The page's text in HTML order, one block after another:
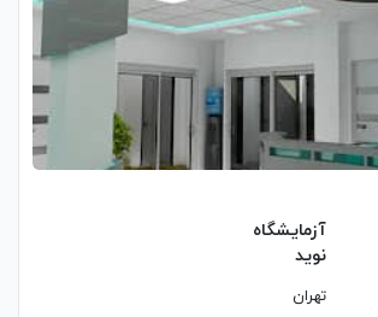
آزمایشگاه
نوید
تهران